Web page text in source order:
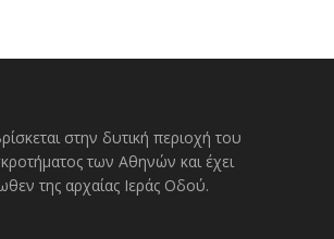
στην δυτική περιοχή του
των Αθηνών και έχει
της αρχαίας Ιεράς Οδού.